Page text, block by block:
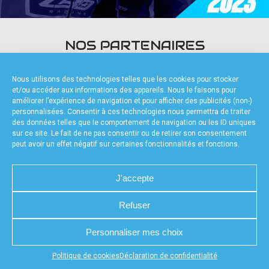
Nous utilisons des technologies telles que les cookies pour stocker
et/ou accéder aux informations des appareils. Nous le faisons pour
améliorer l’expérience de navigation et pour afficher des publicités (non-)
personnalisées. Consentir à ces technologies nous permettra de traiter
des données telles que le comportement de navigation ou les ID uniques
sur ce site. Le fait de ne pas consentir ou de retirer son consentement
peut avoir un effet négatif sur certaines fonctionnalités et fonctions.
J'accepte
Refuser
Personnaliser mes choix
Politique de cookies Déclaration de confidentialité
Appuyez sur le bouton partager en bas de votre
accéder à la billetterie
NOS PARTENAIRES
FOURNISSEURS TECHNIQUES
CHARTE DE CONFIDENTIALITÉ
MENTIONS LÉGALES
RÉALISÉ PAR L’AGENCE WEB A3WEB
POLITIQUE DE COOKIES (UE)
DÉCLARATION DE CONFIDENTIALITÉ (UE)